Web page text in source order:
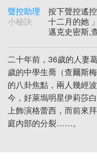
聲控助理
小秘訣
按下聲控遙
十二月的她
邁克史密斯,
二十年前，36歲的人妻
歲的中學生喬（查爾斯
的八卦焦點，兩人幾經
今，好萊塢明星伊莉莎
上飾演格蕾西，而前來
庭內部的分裂……。